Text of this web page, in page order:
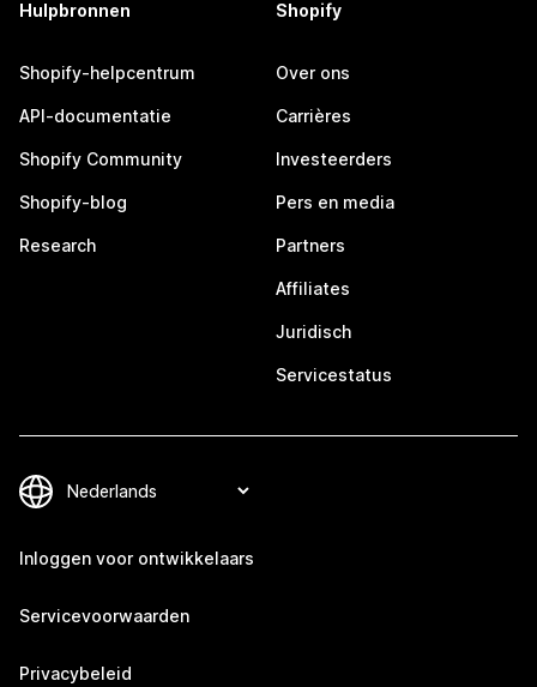
Hulpbronnen
Shopify-helpcentrum
API-documentatie
Shopify Community
Shopify-blog
Research
Shopify
Over ons
Carrières
Investeerders
Pers en media
Partners
Affiliates
Juridisch
Servicestatus
Inloggen voor ontwikkelaars
Servicevoorwaarden
Privacybeleid